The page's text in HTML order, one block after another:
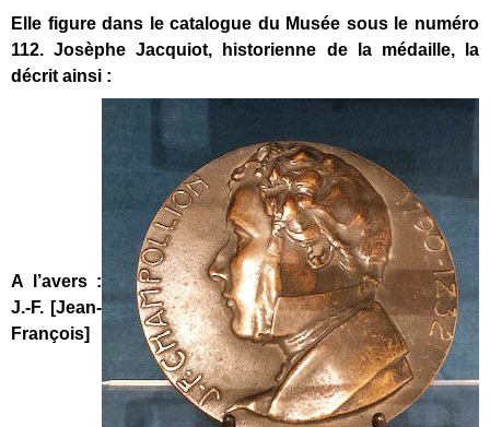
Elle figure dans le catalogue du Musée sous le numéro
112. Josèphe Jacquiot, historienne de la médaille, la
décrit ainsi :
A l’avers :
J.-F. [Jean-
François]